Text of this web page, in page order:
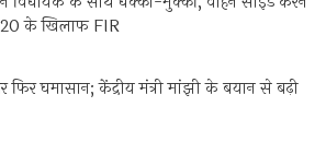
के खिलाफ FIR
फिर घमासान; केंद्रीय मंत्री मांझी के बयान से बढ़ी